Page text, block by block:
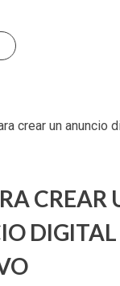
CREAR
DIGITAL